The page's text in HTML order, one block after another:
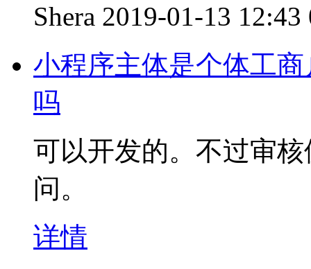
Shera 2019-01-13 12:43
小程序主体是个体工
吗
可以开发的。不过审
问。
详情